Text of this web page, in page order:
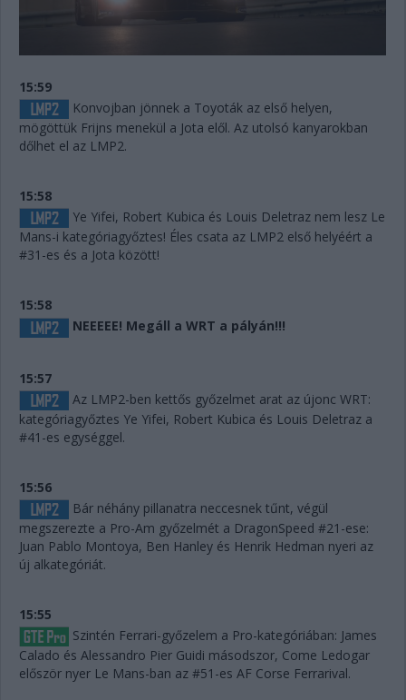
15:59
Konvojban jönnek a Toyoták az első helyen,
mögöttük Frijns menekül a Jota elől. Az utolsó kanyarokban
dőlhet el az LMP2.
15:58
Ye Yifei, Robert Kubica és Louis Deletraz nem lesz Le
Mans-i kategóriagyőztes! Éles csata az LMP2 első helyéért a
#31-es és a Jota között!
15:58
NEEEEE! Megáll a WRT a pályán!!!
15:57
Az LMP2-ben kettős győzelmet arat az újonc WRT:
kategóriagyőztes Ye Yifei, Robert Kubica és Louis Deletraz a
#41-es egységgel.
15:56
Bár néhány pillanatra neccesnek tűnt, végül
megszerezte a Pro-Am győzelmét a DragonSpeed #21-ese:
Juan Pablo Montoya, Ben Hanley és Henrik Hedman nyeri az
új alkategóriát.
15:55
Szintén Ferrari-győzelem a Pro-kategóriában: James
Calado és Alessandro Pier Guidi másodszor, Come Ledogar
először nyer Le Mans-ban az #51-es AF Corse Ferrarival.